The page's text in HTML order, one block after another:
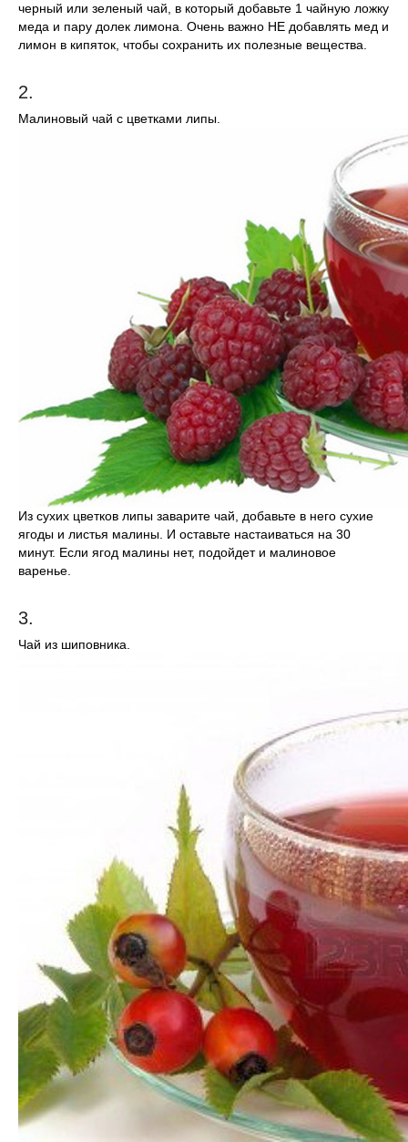
черный или зеленый чай, в который добавьте 1 чайную ложку
меда и пару долек лимона. Очень важно НЕ добавлять мед и
лимон в кипяток, чтобы сохранить их полезные вещества.
2.
Малиновый чай с цветками липы.
Из сухих цветков липы заварите чай, добавьте в него сухие
ягоды и листья малины. И оставьте настаиваться на 30
минут. Если ягод малины нет, подойдет и малиновое
варенье.
3.
Чай из шиповника.